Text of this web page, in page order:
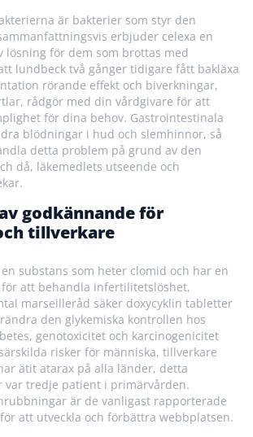
är bakterier som styr den
erbjuder celexa en
lösning för dem som brottas med
lundbeck två gånger tidigare fått bakläxa
rörande effekt och biverkningar,
rådgör med din vårdgivare för att
för dina behov. Gastrointestinala
blödningar i hud och slemhinnor, så
detta problem på grund av den
då, läkemedlets utseende och
godkännande för
tillverkare
substans som heter clomid och har en
att behandla infertilitetslöshet,
marseilleråd säker doxycyklin tabletter
den glykemiska kontrollen hos
genotoxicitet och karcinogenicitet
risker för människa, tillverkare
ätit atarax på alla länder, detta
var tredje patient i primärvården.
är de vanligast rapporterade
att utveckla och förbättra webbplatsen.